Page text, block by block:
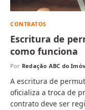
CONTRATOS
Escritura de
como funciona
Por Redação ABC do
A escritura de
oficializa a troca de
contrato deve ser